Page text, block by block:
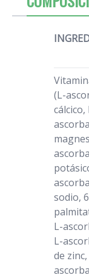
(L-
cálcico,
sodio,
L-
L-
de